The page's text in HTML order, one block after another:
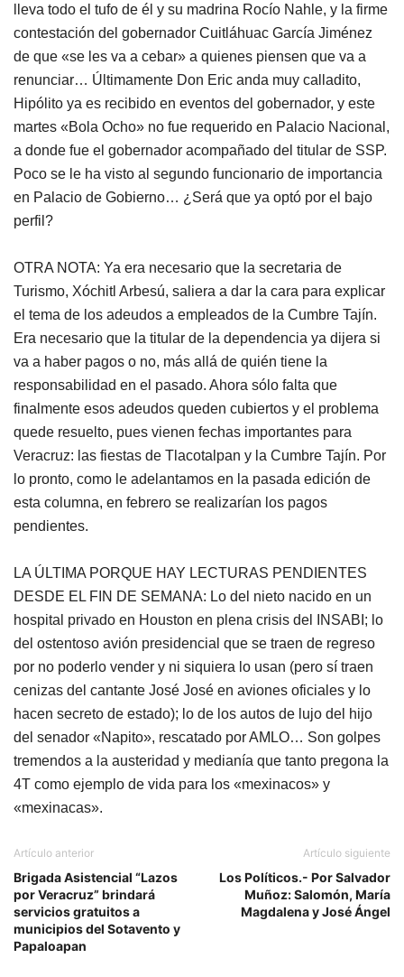
lleva todo el tufo de él y su madrina Rocío Nahle, y la firme
contestación del gobernador Cuitláhuac García Jiménez
de que «se les va a cebar» a quienes piensen que va a
renunciar… Últimamente Don Eric anda muy calladito,
Hipólito ya es recibido en eventos del gobernador, y este
martes «Bola Ocho» no fue requerido en Palacio Nacional,
a donde fue el gobernador acompañado del titular de SSP.
Poco se le ha visto al segundo funcionario de importancia
en Palacio de Gobierno… ¿Será que ya optó por el bajo
perfil?
OTRA NOTA: Ya era necesario que la secretaria de
Turismo, Xóchitl Arbesú, saliera a dar la cara para explicar
el tema de los adeudos a empleados de la Cumbre Tajín.
Era necesario que la titular de la dependencia ya dijera si
va a haber pagos o no, más allá de quién tiene la
responsabilidad en el pasado. Ahora sólo falta que
finalmente esos adeudos queden cubiertos y el problema
quede resuelto, pues vienen fechas importantes para
Veracruz: las fiestas de Tlacotalpan y la Cumbre Tajín. Por
lo pronto, como le adelantamos en la pasada edición de
esta columna, en febrero se realizarían los pagos
pendientes.
LA ÚLTIMA PORQUE HAY LECTURAS PENDIENTES
DESDE EL FIN DE SEMANA: Lo del nieto nacido en un
hospital privado en Houston en plena crisis del INSABI; lo
del ostentoso avión presidencial que se traen de regreso
por no poderlo vender y ni siquiera lo usan (pero sí traen
cenizas del cantante José José en aviones oficiales y lo
hacen secreto de estado); lo de los autos de lujo del hijo
del senador «Napito», rescatado por AMLO… Son golpes
tremendos a la austeridad y medianía que tanto pregona la
4T como ejemplo de vida para los «mexinacos» y
«mexinacas».
Artículo anterior
Brigada Asistencial “Lazos
por Veracruz” brindará
servicios gratuitos a
municipios del Sotavento y
Papaloapan
Artículo siguiente
Los Políticos.- Por Salvador
Muñoz: Salomón, María
Magdalena y José Ángel